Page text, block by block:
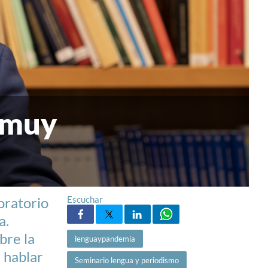
Escuchar
lenguaypandemia
Seminario lengua y periodismo
la